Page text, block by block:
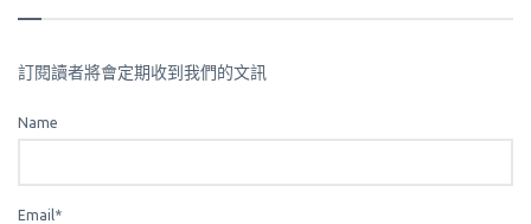
訂閱讀者將會定期收到我們的文訊
Name
Email*